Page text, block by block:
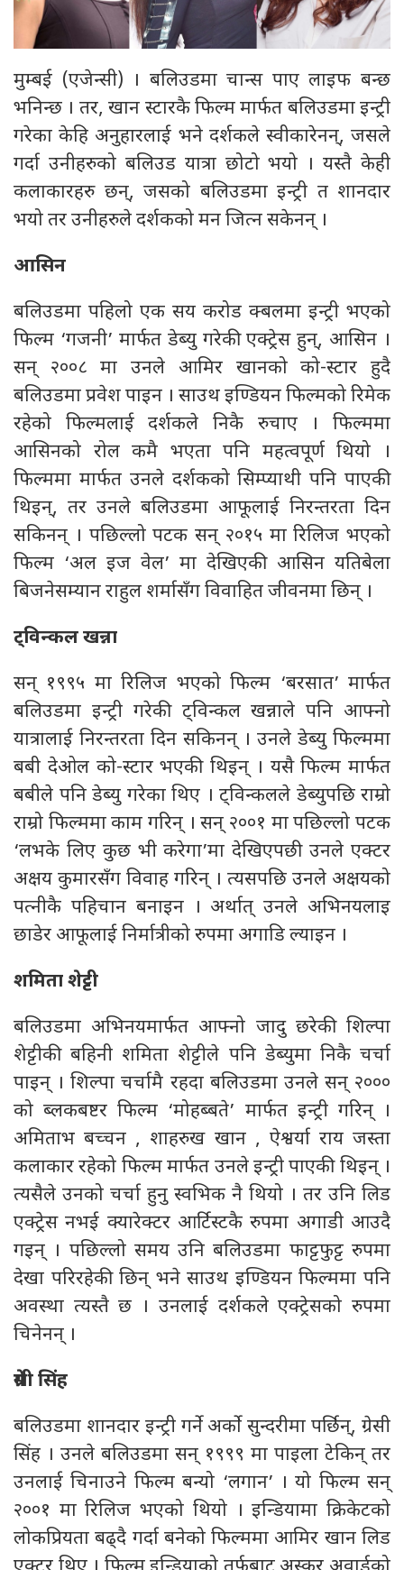
मुम्बई (एजेन्सी) । बलिउडमा चान्स पाए लाइफ बन्छ
भनिन्छ । तर, खान स्टारकै फिल्म मार्फत बलिउडमा इन्ट्री
गरेका केहि अनुहारलाई भने दर्शकले स्वीकारेनन्, जसले
गर्दा उनीहरुको बलिउड यात्रा छोटो भयो । यस्तै केही
कलाकारहरु छन्, जसको बलिउडमा इन्ट्री त शानदार
भयो तर उनीहरुले दर्शकको मन जित्न सकेनन् ।
आसिन
बलिउडमा पहिलो एक सय करोड क्बलमा इन्ट्री भएको
फिल्म ‘गजनी’ मार्फत डेब्यु गरेकी एक्ट्रेस हुन्, आसिन ।
सन् २००८ मा उनले आमिर खानको को-स्टार हुदै
बलिउडमा प्रवेश पाइन । साउथ इण्डियन फिल्मको रिमेक
रहेको फिल्मलाई दर्शकले निकै रुचाए । फिल्ममा
आसिनको रोल कमै भएता पनि महत्वपूर्ण थियो ।
फिल्ममा मार्फत उनले दर्शकको सिम्प्याथी पनि पाएकी
थिइन्, तर उनले बलिउडमा आफूलाई निरन्तरता दिन
सकिनन् । पछिल्लो पटक सन् २०१५ मा रिलिज भएको
फिल्म ‘अल इज वेल’ मा देखिएकी आसिन यतिबेला
बिजनेसम्यान राहुल शर्मासँग विवाहित जीवनमा छिन् ।
ट्विन्कल खन्ना
सन् १९९५ मा रिलिज भएको फिल्म ‘बरसात’ मार्फत
बलिउडमा इन्ट्री गरेकी ट्विन्कल खन्नाले पनि आफ्नो
यात्रालाई निरन्तरता दिन सकिनन् । उनले डेब्यु फिल्ममा
बबी देओल को-स्टार भएकी थिइन् । यसै फिल्म मार्फत
बबीले पनि डेब्यु गरेका थिए । ट्विन्कलले डेब्युपछि राम्रो
राम्रो फिल्ममा काम गरिन् । सन् २००१ मा पछिल्लो पटक
‘लभके लिए कुछ भी करेगा’मा देखिएपछी उनले एक्टर
अक्षय कुमारसँग विवाह गरिन् । त्यसपछि उनले अक्षयको
पत्नीकै पहिचान बनाइन । अर्थात् उनले अभिनयलाइ
छाडेर आफूलाई निर्मात्रीको रुपमा अगाडि ल्याइन ।
शमिता शेट्टी
बलिउडमा अभिनयमार्फत आफ्नो जादु छरेकी शिल्पा
शेट्टीकी बहिनी शमिता शेट्टीले पनि डेब्युमा निकै चर्चा
पाइन् । शिल्पा चर्चामै रहदा बलिउडमा उनले सन् २०००
को ब्लकबष्टर फिल्म ‘मोहब्बते’ मार्फत इन्ट्री गरिन् ।
अमिताभ बच्चन , शाहरुख खान , ऐश्वर्या राय जस्ता
कलाकार रहेको फिल्म मार्फत उनले इन्ट्री पाएकी थिइन् ।
त्यसैले उनको चर्चा हुनु स्वभिक नै थियो । तर उनि लिड
एक्ट्रेस नभई क्यारेक्टर आर्टिस्टकै रुपमा अगाडी आउदै
गइन् । पछिल्लो समय उनि बलिउडमा फाट्टफुट्ट रुपमा
देखा परिरहेकी छिन् भने साउथ इण्डियन फिल्ममा पनि
अवस्था त्यस्तै छ । उनलाई दर्शकले एक्ट्रेसको रुपमा
चिनेनन् ।
ग्रेसी सिंह
बलिउडमा शानदार इन्ट्री गर्ने अर्को सुन्दरीमा पर्छिन्, ग्रेसी
सिंह । उनले बलिउडमा सन् १९९९ मा पाइला टेकिन् तर
उनलाई चिनाउने फिल्म बन्यो ‘लगान’ । यो फिल्म सन्
२००१ मा रिलिज भएको थियो । इन्डियामा क्रिकेटको
लोकप्रियता बढ्दै गर्दा बनेको फिल्ममा आमिर खान लिड